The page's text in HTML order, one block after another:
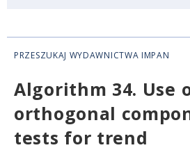
PRZESZUKAJ WYDAWNICTWA IMPAN
Algorithm 34. Use
orthogonal
tests for trend